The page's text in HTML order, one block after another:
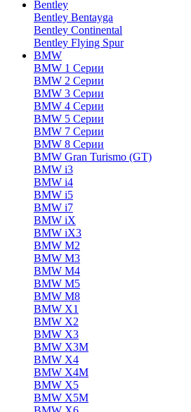
Bentley
Bentley Bentayga
Bentley Continental
Bentley Flying Spur
BMW
BMW 1 Серии
BMW 2 Серии
BMW 3 Серии
BMW 4 Серии
BMW 5 Серии
BMW 7 Серии
BMW 8 Серии
BMW Gran Turismo (GT)
BMW i3
BMW i4
BMW i5
BMW i7
BMW iX
BMW iX3
BMW M2
BMW M3
BMW M4
BMW M5
BMW M8
BMW X1
BMW X2
BMW X3
BMW X3M
BMW X4
BMW X4M
BMW X5
BMW X5M